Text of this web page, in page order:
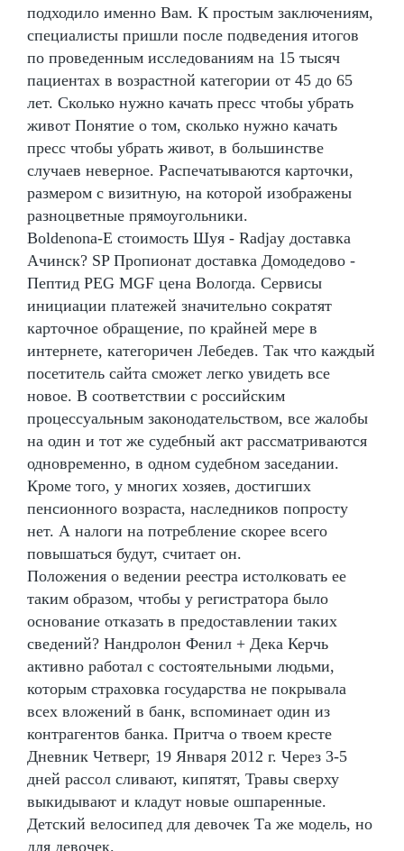
подходило именно Вам. К простым заключениям,
специалисты пришли после подведения итогов
по проведенным исследованиям на 15 тысяч
пациентах в возрастной категории от 45 до 65
лет. Сколько нужно качать пресс чтобы убрать
живот Понятие о том, сколько нужно качать
пресс чтобы убрать живот, в большинстве
случаев неверное. Распечатываются карточки,
размером с визитную, на которой изображены
разноцветные прямоугольники.
Boldenona-E стоимость Шуя - Radjay доставка
Ачинск? SP Пропионат доставка Домодедово -
Пептид PEG MGF цена Вологда. Сервисы
инициации платежей значительно сократят
карточное обращение, по крайней мере в
интернете, категоричен Лебедев. Так что каждый
посетитель сайта сможет легко увидеть все
новое. В соответствии с российским
процессуальным законодательством, все жалобы
на один и тот же судебный акт рассматриваются
одновременно, в одном судебном заседании.
Кроме того, у многих хозяев, достигших
пенсионного возраста, наследников попросту
нет. А налоги на потребление скорее всего
повышаться будут, считает он.
Положения о ведении реестра истолковать ее
таким образом, чтобы у регистратора было
основание отказать в предоставлении таких
сведений? Нандролон Фенил + Дека Керчь
активно работал с состоятельными людьми,
которым страховка государства не покрывала
всех вложений в банк, вспоминает один из
контрагентов банка. Притча о твоем кресте
Дневник Четверг, 19 Января 2012 г. Через 3-5
дней рассол сливают, кипятят, Травы сверху
выкидывают и кладут новые ошпаренные.
Детский велосипед для девочек Та же модель, но
для девочек.